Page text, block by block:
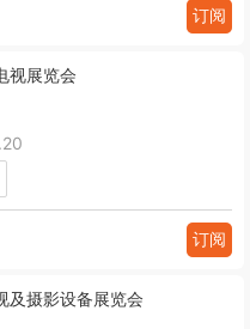
订阅
视展览会
订阅
及摄影设备展览会